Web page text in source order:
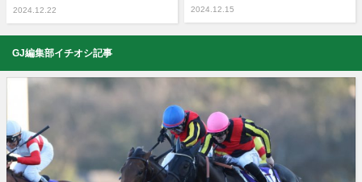
2024.12.22 2024.12.15
GJ編集部イチオシ記事